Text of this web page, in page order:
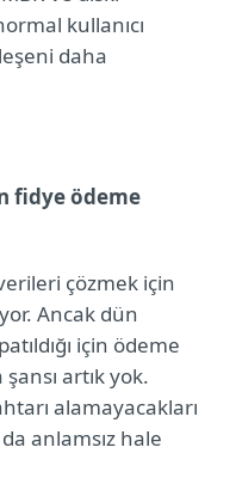
kullanıcı
daha
fidye ödeme
çözmek için
Ancak dün
için ödeme
artık yok.
alamayacakları
anlamsız hale